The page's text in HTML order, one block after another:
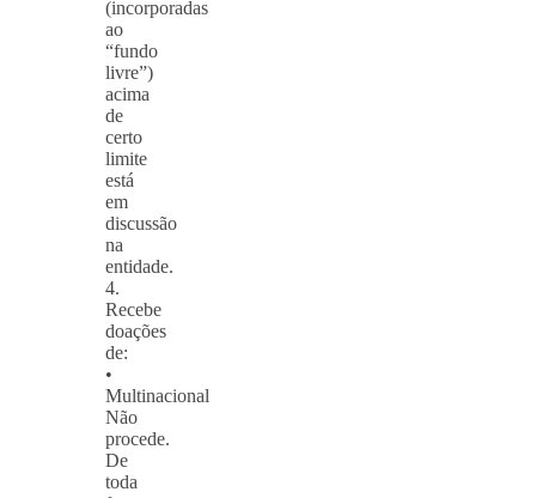
(incorporadas
ao
“fundo
livre”)
acima
de
certo
limite
está
em
discussão
na
entidade.
4.
Recebe
doações
de:
•
Multinacional
Não
procede.
De
toda